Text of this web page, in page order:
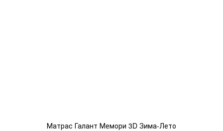
Матрас Галант Мемори 3D Зима-Лето